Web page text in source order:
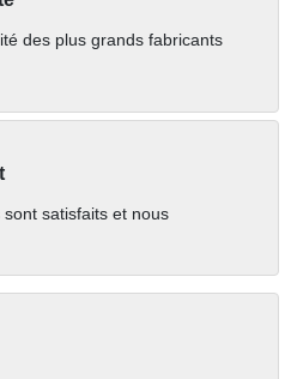
des plus grands fabricants
satisfaits et nous